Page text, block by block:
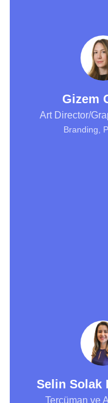
Gizem
Art Director/
Branding,
Selin Solak
Tercüman ve